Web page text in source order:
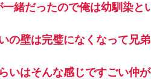
緒だったので俺は幼馴染と
の壁は完璧になくなって兄
いはそんな感じですごい仲